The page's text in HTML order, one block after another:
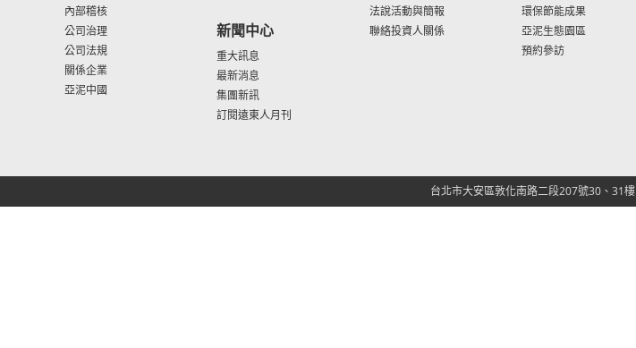
內部稽核
公司治理
公司法規
關係企業
亞泥中國
新聞中心
重大訊息
最新消息
集團新訊
訂閱遠東人月刊
法說活動與簡報
聯絡投資人關係
環保節能成果
亞泥生態園區
預約參訪
台北市大安區敦化南路二段207號30、31樓